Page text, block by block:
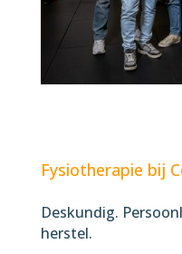
Fysiotherapie bij
Deskundig.
herstel.